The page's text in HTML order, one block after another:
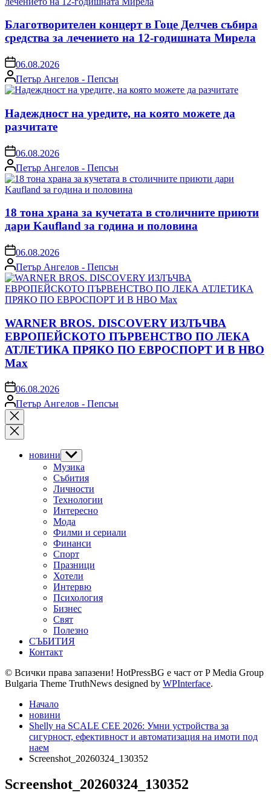
Благотворителен концерт в Гоце Делчев събира
средства за лечението на 12-годишната Мирела
on06.08.2026
Posted
by
Петър Ангелов - Пепсън
Надеждност на уредите, на която можете да
разчитате
on06.08.2026
Posted
by
Петър Ангелов - Пепсън
18 тона храна за кучетата в столичните приюти
дари Kaufland за година и половина
on06.08.2026
Posted
by
Петър Ангелов - Пепсън
WARNER BROS. DISCOVERY ИЗЛЪЧВА
ЕВРОПЕЙСКОТО ПЪРВЕНСТВО ПО ЛЕКА
АТЛЕТИКА ПРЯКО ПО ЕВРОСПОРТ И В НВО
Мах
on06.08.2026
Posted
by
Петър Ангелов - Пепсън
Close
search
новини Show
sub
menu
Музика
Събития
Личности
Технологии
Интересно
Мода
Филми и сериали
Финанси
Спорт
Празници
Хотели
Интервю
Психология
Бизнес
Свят
Полезно
СЪБИТИЯ
Контакт
© Всички права запазени! HotPressBG е част от P Media Group
Bulgaria Theme TruthNews designed by WPInterface.
Начало
новини
Shelly на SCALE CEE 2026: Умни устройства за
сигурност, ефективност и автоматизация на имоти под
наем
Screenshot_20260324_130352
Screenshot_20260324_130352